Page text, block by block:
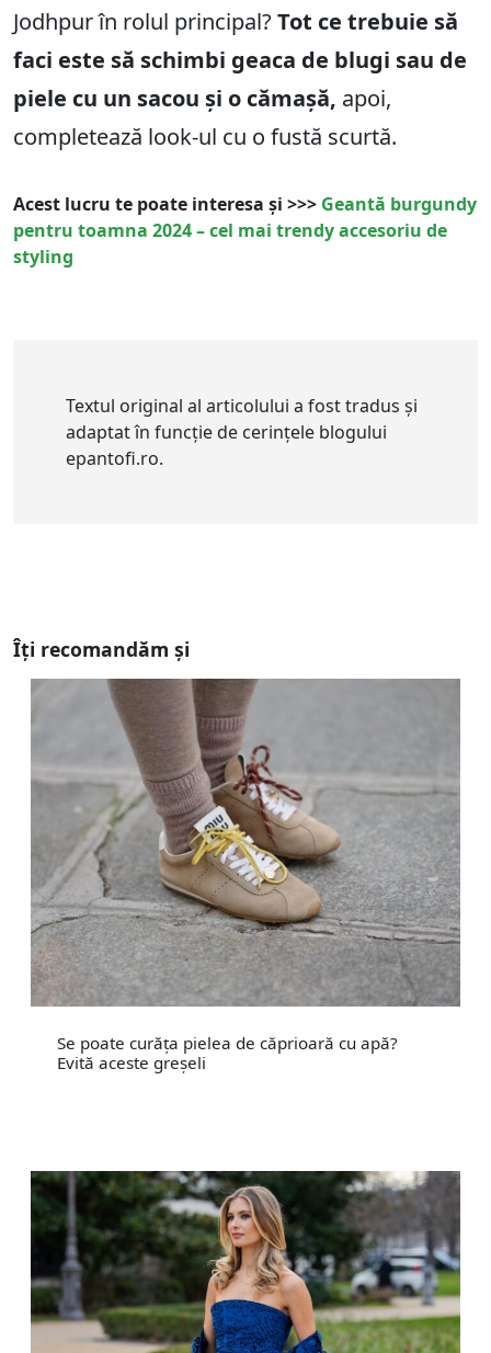
Jodhpur în rolul principal?Tot ce trebuie să
faci este să schimbi geaca de blugi sau de
piele cu un sacou și o cămașă, apoi,
completează look-ul cu o fustă scurtă.
Acest lucru te poate interesa și >>> Geantă burgundy
pentru toamna 2024 – cel mai trendy accesoriu de
styling
Textul original al articolului a fost tradus și
adaptat în funcție de cerințele blogului
epantofi.ro.
Îți recomandăm și
Se poate curăța pielea de căprioară cu apă?
Evită aceste greșeli